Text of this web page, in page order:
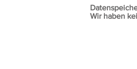
Wir haben